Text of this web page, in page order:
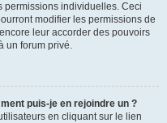
permissions individuelles. Ceci
modifier les permissions de
leur accorder des pouvoirs
un forum privé.
puis-je en rejoindre un ?
en cliquant sur le lien